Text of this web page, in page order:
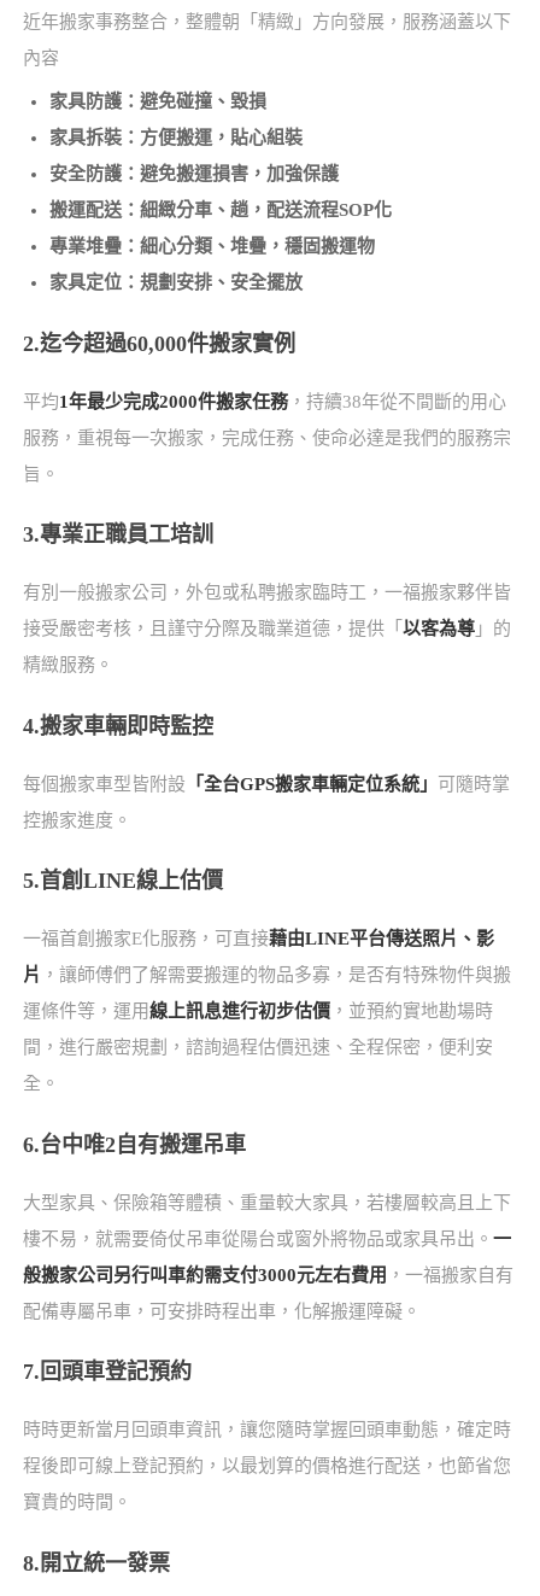
近年搬家事務整合，整體朝「精緻」方向發展，服務涵蓋以下
內容
家具防護：避免碰撞、毀損
家具拆裝：方便搬運，貼心組裝
安全防護：避免搬運損害，加強保護
搬運配送：細緻分車、趟，配送流程SOP化
專業堆疊：細心分類、堆疊，穩固搬運物
家具定位：規劃安排、安全擺放
2.迄今超過60,000件搬家實例
平均1年最少完成2000件搬家任務，持續38年從不間斷的用心
服務，重視每一次搬家，完成任務、使命必達是我們的服務宗
旨。
3.專業正職員工培訓
有別一般搬家公司，外包或私聘搬家臨時工，一福搬家夥伴皆
接受嚴密考核，且謹守分際及職業道德，提供「 以客為尊」的
精緻服務。
4.搬家車輛即時監控
每個搬家車型皆附設 「全台GPS搬家車輛定位系統」 可隨時掌
控搬家進度。
5.首創LINE線上估價
一福首創搬家E化服務，可直接藉由LINE平台傳送照片、影
片 ，讓師傅們了解需要搬運的物品多寡，是否有特殊物件與搬
運條件等，運用線上訊息進行初步估價，並預約實地勘場時
間，進行嚴密規劃，諮詢過程估價迅速、全程保密，便利安
全。
6.台中唯2自有搬運吊車
大型家具、保險箱等體積、重量較大家具，若樓層較高且上下
樓不易，就需要倚仗吊車從陽台或窗外將物品或家具吊出。 一
般搬家公司另行叫車約需支付3000元左右費用 ，一福搬家自有
配備專屬吊車，可安排時程出車，化解搬運障礙。
7.回頭車登記預約
時時更新當月回頭車資訊，讓您隨時掌握回頭車動態，確定時
程後即可線上登記預約，以最划算的價格進行配送，也節省您
寶貴的時間。
8.開立統一發票